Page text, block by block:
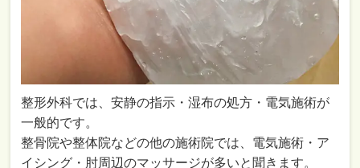
整形外科では、安静の指示・湿布の処方・電気施術が
一般的です。
整骨院や整体院などの他の施術院では、電気施術・ア
イシング・肘周辺のマッサージが多いと聞きます。